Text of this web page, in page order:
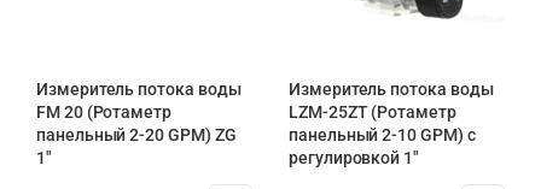
Измеритель потока воды
FM 20 (Ротаметр
панельный 2-20 GPM) ZG
1″
Измеритель потока воды
LZM-25ZT (Ротаметр
панельный 2-10 GPM) с
регулировкой 1″